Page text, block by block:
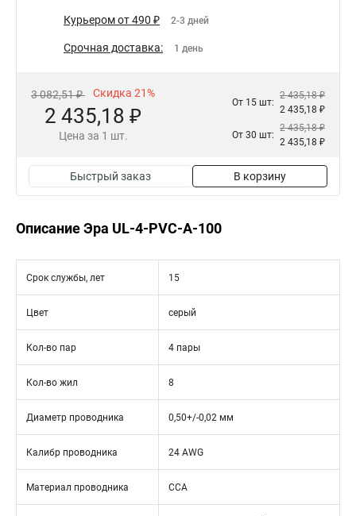
Курьером от 490 ₽ 2-3 дней
Срочная доставка: 1 день
3 082,51 ₽ Скидка 21%
2 435,18 ₽
Цена за 1 шт.
От 15 шт:
2 435,18 ₽
2 435,18 ₽
От 30 шт:
2 435,18 ₽
2 435,18 ₽
Быстрый заказ В корзину
Описание Эра UL-4-PVC-A-100
Срок службы, лет 15
Цвет серый
Кол-во пар 4 пары
Кол-во жил 8
Диаметр проводника 0,50+/-0,02 мм
Калибр проводника 24 AWG
Материал проводника CCA